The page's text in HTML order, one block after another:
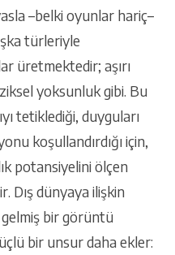
–belki oyunlar hariç–
türleriyle
üretmektedir; aşırı
yoksunluk gibi. Bu
tetiklediği, duyguları
koşullandırdığı için,
potansiyelini ölçen
Dış dünyaya ilişkin
gelmiş bir görüntü
bir unsur daha ekler: